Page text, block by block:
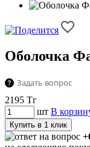
Оболочка
Задать вопрос
2195 Тг
шт В
Купить в 1 клик